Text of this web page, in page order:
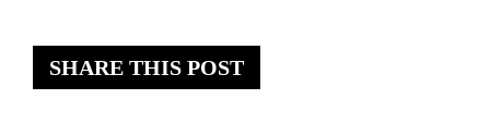
SHARE THIS POST